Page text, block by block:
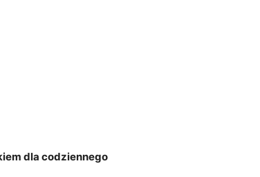
dla codziennego